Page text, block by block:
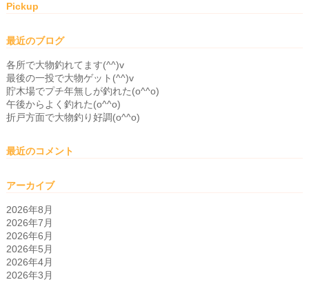
Pickup
最近のブログ
各所で大物釣れてます(^^)v
最後の一投で大物ゲット(^^)v
貯木場でプチ年無しが釣れた(o^^o)
午後からよく釣れた(o^^o)
折戸方面で大物釣り好調(o^^o)
最近のコメント
アーカイブ
2026年8月
2026年7月
2026年6月
2026年5月
2026年4月
2026年3月